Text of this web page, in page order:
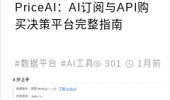
PriceAI：AI订阅与API购
买决策平台完整指南
#数据平台 #AI工具 301 1月前